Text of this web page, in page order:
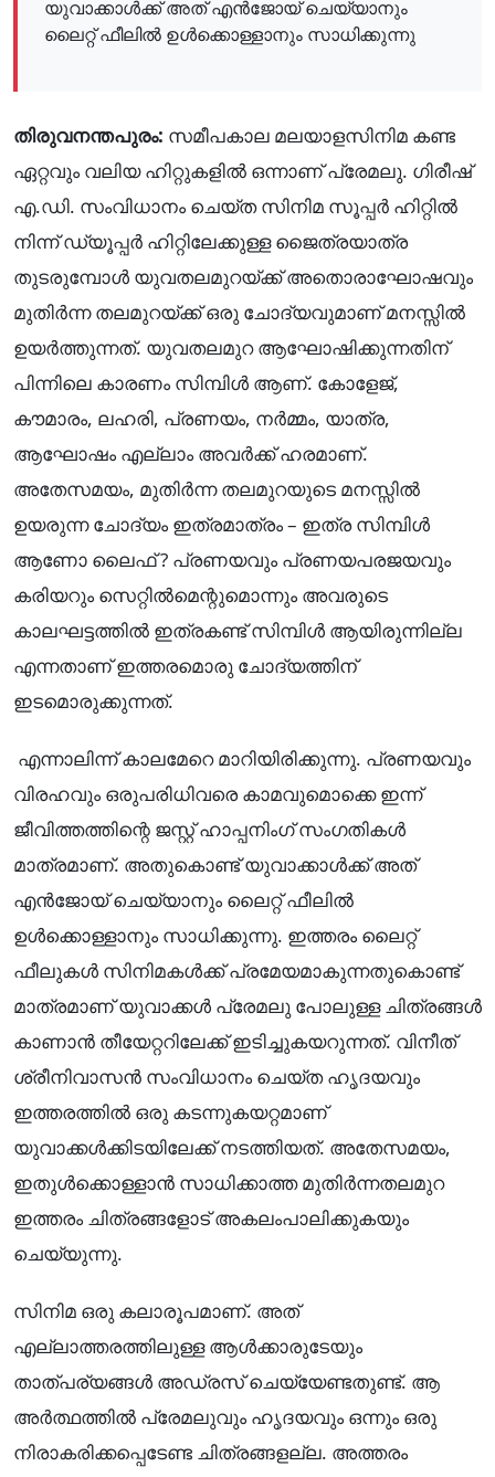
യുവാക്കാൾക്ക് അത് എൻജോയ് ചെയ്യാനും
ലൈറ്റ് ഫീലിൽ ഉൾക്കൊള്ളാനും സാധിക്കുന്നു
തിരുവനന്തപുരം: സമീപകാല മലയാളസിനിമ കണ്ട
ഏറ്റവും വലിയ ഹിറ്റുകളിൽ ഒന്നാണ് പ്രേമലു. ഗിരീഷ്
എ.ഡി. സംവിധാനം ചെയ്ത സിനിമ സൂപ്പര്‍ ഹിറ്റിൽ
നിന്ന് ഡ്യൂപ്പര്‍ ഹിറ്റിലേക്കുള്ള ജൈത്രയാത്ര
തുടരുമ്പോൾ യുവതലമുറയ്ക്ക് അതൊരാഘോഷവും
മുതിര്‍ന്ന തലമുറയ്ക്ക് ഒരു ചോദ്യവുമാണ് മനസ്സിൽ
ഉയര്‍ത്തുന്നത്. യുവതലമുറ ആഘോഷിക്കുന്നതിന്
പിന്നിലെ കാരണം സിമ്പിൾ ആണ്. കോളേജ്,
കൗമാരം, ലഹരി, പ്രണയം, ന‍ര്‍മ്മം, യാത്ര,
ആഘോഷം എല്ലാം അവര്‍ക്ക് ഹരമാണ്.
അതേസമയം, മുതിര്‍ന്ന തലമുറയുടെ മനസ്സിൽ
ഉയരുന്ന ചോദ്യം ഇത്രമാത്രം – ഇത്ര സിമ്പിൾ
ആണോ ലൈഫ് ? പ്രണയവും പ്രണയപരജയവും
കരിയറും സെറ്റിൽമെന്റുമൊന്നും അവരുടെ
കാലഘട്ടത്തിൽ ഇത്രകണ്ട് സിമ്പിൾ ആയിരുന്നില്ല
എന്നതാണ് ഇത്തരമൊരു ചോദ്യത്തിന്
ഇടമൊരുക്കുന്നത്.
എന്നാലിന്ന് കാലമേറെ മാറിയിരിക്കുന്നു. പ്രണയവും
വിരഹവും ഒരുപരിധിവരെ കാമവുമൊക്കെ ഇന്ന്
ജീവിത്തത്തിന്റെ ജസ്റ്റ് ഹാപ്പനിംഗ് സംഗതികൾ
മാത്രമാണ്. അതുകൊണ്ട് യുവാക്കാൾക്ക് അത്
എൻജോയ് ചെയ്യാനും ലൈറ്റ് ഫീലിൽ
ഉൾക്കൊള്ളാനും സാധിക്കുന്നു. ഇത്തരം ലൈറ്റ്
ഫീലുകൾ സിനിമകൾക്ക് പ്രമേയമാകുന്നതുകൊണ്ട്
മാത്രമാണ് യുവാക്കൾ പ്രേമലു പോലുള്ള ചിത്രങ്ങൾ
കാണാൻ തീയേറ്ററിലേക്ക് ഇടിച്ചുകയറുന്നത്. വിനീത്
ശ്രീനിവാസൻ സംവിധാനം ചെയ്ത ഹൃദയവും
ഇത്തരത്തിൽ ഒരു കടന്നുകയറ്റമാണ്
യുവാക്കൾക്കിടയിലേക്ക് നടത്തിയത്. അതേസമയം,
ഇതുൾക്കൊള്ളാൻ സാധിക്കാത്ത മുതിര്‍ന്നതലമുറ
ഇത്തരം ചിത്രങ്ങളോട് അകലംപാലിക്കുകയും
ചെയ്യുന്നു.
സിനിമ ഒരു കലാരൂപമാണ്. അത്
എല്ലാത്തരത്തിലുള്ള ആൾക്കാരുടേയും
താത്പര്യങ്ങൾ അഡ്രസ് ചെയ്യേണ്ടതുണ്ട്. ആ
അര്‍ത്ഥത്തിൽ പ്രേമലുവും ഹൃദയവും ഒന്നും ഒരു
നിരാകരിക്കപ്പെടേണ്ട ചിത്രങ്ങളല്ല. അത്തരം